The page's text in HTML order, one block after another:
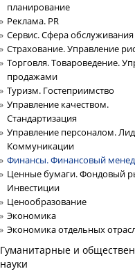
планирование
Реклама. PR
Сервис. Сфера обслуживания
Страхование. Управление
Торговля. Товароведение.
продажами
Туризм. Гостеприимство
Управление качеством.
Стандартизация
Управление персоналом.
Коммуникации
Финансы. Финансовый
Ценные бумаги. Фондовый
Инвестиции
Ценообразование
Экономика
Экономика отдельных
Гуманитарные и
науки